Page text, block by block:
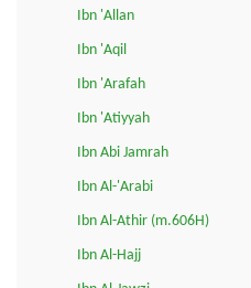
Ibn 'Allan
Ibn 'Aqil
Ibn 'Arafah
Ibn 'Atiyyah
Ibn Abi Jamrah
Ibn Al-'Arabi
Ibn Al-Athir (m.606H)
Ibn Al-Hajj